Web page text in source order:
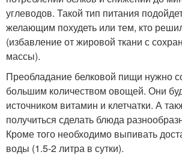
углеводов. Такой тип питания
желающим похудеть или тем, кто
(избавление от жировой ткани с
массы).
Преобладание белковой пищи нужно
большим количеством овощей. Они
источником витамин и клетчатки. А
получиться сделать блюда
Кроме того необходимо выпивать
воды (1.5-2 литра в сутки).